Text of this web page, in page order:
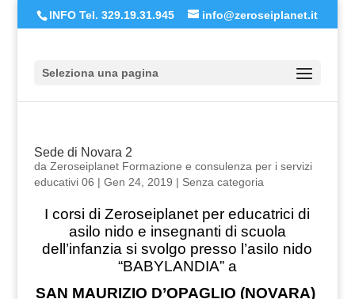
INFO Tel. 329.19.31.945 info@zeroseiplanet.it
Seleziona una pagina
Sede di Novara 2
da Zeroseiplanet Formazione e consulenza per i servizi
educativi 06 | Gen 24, 2019 | Senza categoria
I corsi di Zeroseiplanet per educatrici di
asilo nido e insegnanti di scuola
dell’infanzia si svolgo presso l’asilo nido
“BABYLANDIA” a
SAN MAURIZIO D’OPAGLIO (NOVARA)